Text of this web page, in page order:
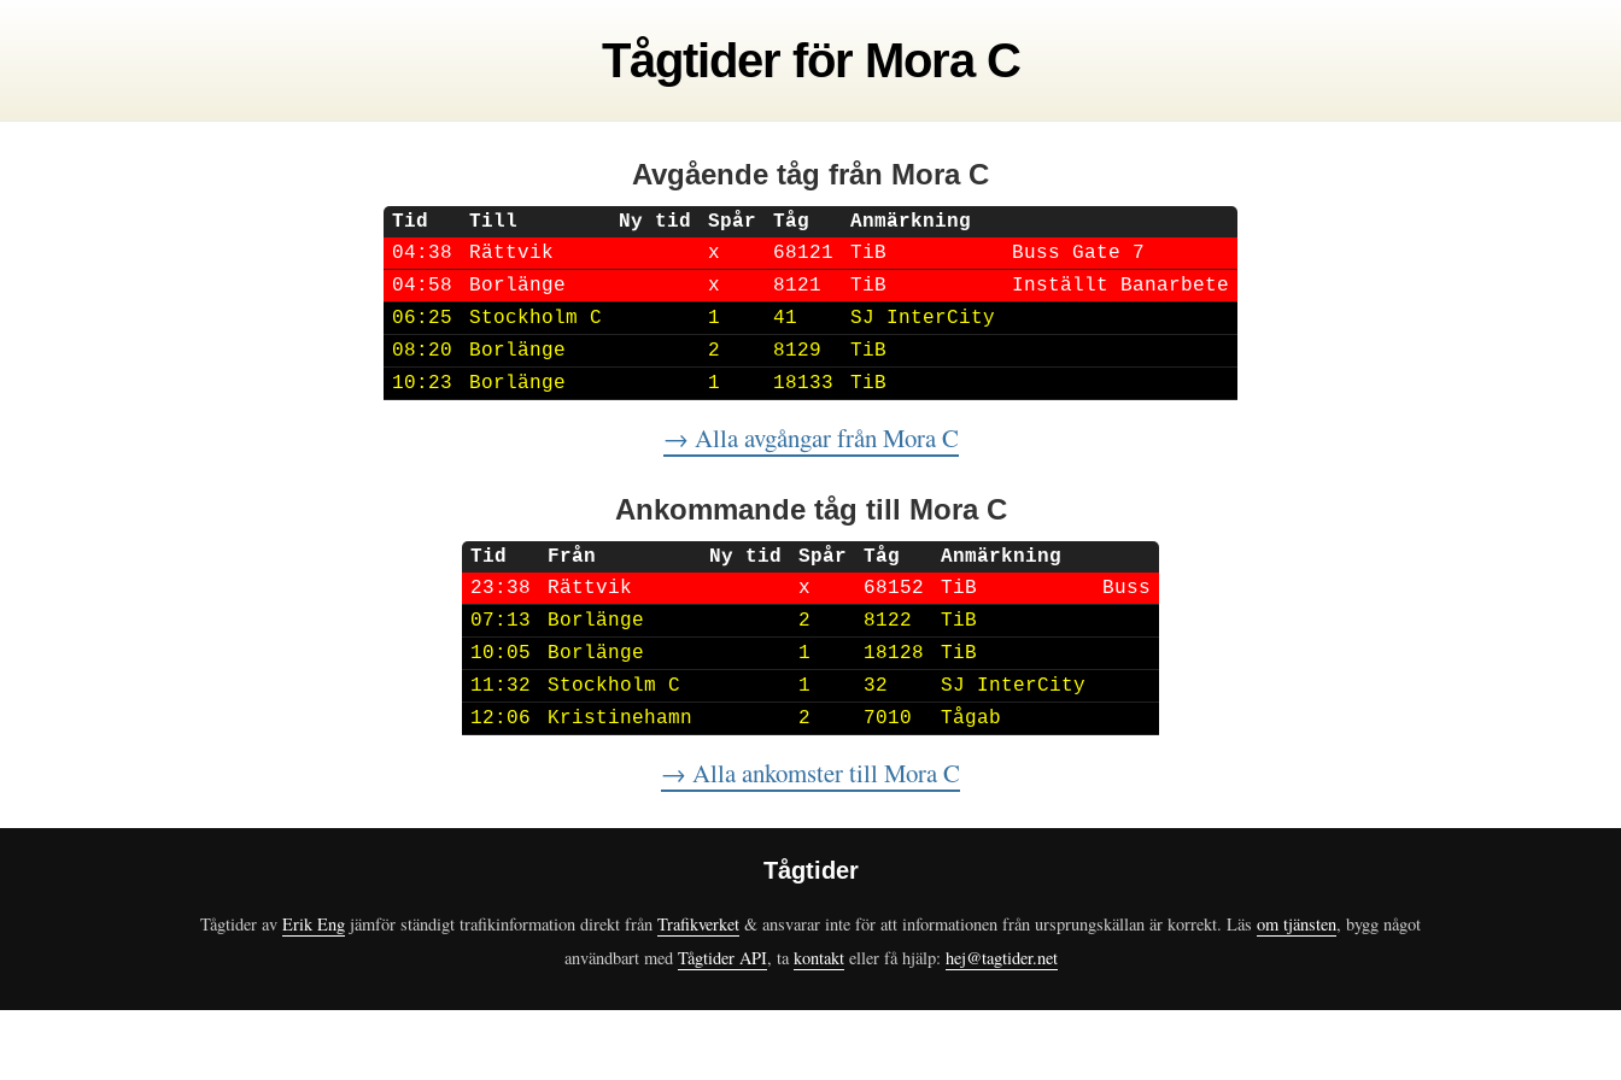
Tågtiderför Mora C
Avgående tåg från Mora C
Tid Till Ny tid Spår Tåg
Anmärkning
04:38
Rättvik x 68121 TiB
Buss Gate 7
04:58
Borlänge x 8121 TiB
Inställt Banarbete
06:25
Stockholm C 1 41
SJ InterCity
08:20
Borlänge 2 8129
TiB
10:23
Borlänge 1 18133 TiB
→ Alla avgångarfrån Mora C
Ankommande tåg till Mora C
Tid Från Ny tid Spår Tåg
Anmärkning
23:38
Rättvik x 68152 TiB
Buss
07:13
Borlänge 2 8122
TiB
10:05
Borlänge 1 18128
TiB
11:32
Stockholm C 1 32
SJ InterCity
12:06
Kristinehamn 2 7010 Tågab
→ Alla ankomstertill Mora C
Tågtider
Tågtider av Erik Eng jämför ständigt trafikinformation direkt från Trafikverket & ansvarar inte för att informationen från ursprungskällan är korrekt. Läs om tjänsten, bygg något
användbart med Tågtider API, takontakteller få hjälp: hej@tagtider.net